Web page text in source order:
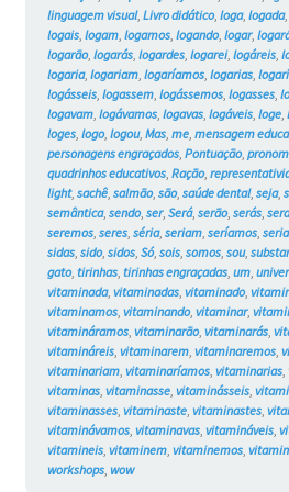
linguagem visual, Livro didático, loga, logada,
logais, logam, logamos, logando, logar,
logarão, logarás, logardes, logarei, logáreis,
logaria, logariam, logaríamos, logarias,
logásseis, logassem, logássemos, logasses,
logavam, logávamos, logavas, logáveis, loge,
loges, logo, logou, Mas, me, mensagem
personagens engraçados, Pontuação,
quadrinhos educativos, Ração,
light, sachê, salmão, são, saúde dental, seja,
semântica, sendo, ser, Será, serão, serás,
seremos, seres, séria, seriam, seríamos,
sidas, sido, sidos, Só, sois, somos, sou,
gato, tirinhas, tirinhas engraçadas, um,
vitaminada, vitaminadas, vitaminado,
vitaminamos, vitaminando, vitaminar,
vitamináramos, vitaminarão, vitaminarás,
vitamináreis, vitaminarem, vitaminaremos,
vitaminariam, vitaminaríamos, vitaminarias,
vitaminas, vitaminasse, vitaminásseis,
vitaminasses, vitaminaste, vitaminastes,
vitaminávamos, vitaminavas, vitamináveis,
vitamineis, vitaminem, vitaminemos,
workshops, wow